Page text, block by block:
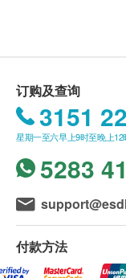
适用水压
更换期限
滤水技术
3M
国际认证，
菌膜及专利
物。
活性碳滤芯
囊、害微、
HK$30运费。
我们将於确定
不排除运送
讯号悬掛或
会延迟。
所有订单须
认。倘若生
易有权拒绝
或电邮通知顾
订购及查询
3151
星期一至六早上9时至晚上
5283
付款方法